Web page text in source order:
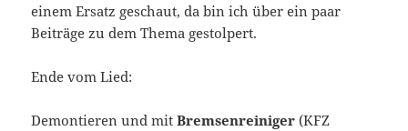
einem Ersatz geschaut, da bin ich über ein paar
Beiträge zu dem Thema gestolpert.
Ende vom Lied:
Demontieren und mitBremsenreiniger(KFZ